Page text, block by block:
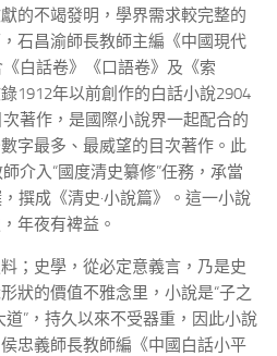
的不竭發明，學界需求較完整的
石昌渝師長教師主編《中國現代
白話卷》《口語卷》及《索
1912年以前創作的白話小說2904
著作，是國際小說界一起配合的
字最多、最威望的目次著作。此
介入“國度清史纂修”任務，承當
，撰成《清史·小說篇》。這一小說
年夜有裨益。
；史學，從必定意義言，乃是史
狀的價值不雅念里，小說是“子之
道”，持久以來不受器重，因此小說
忠義師長教師編《中國白話小平